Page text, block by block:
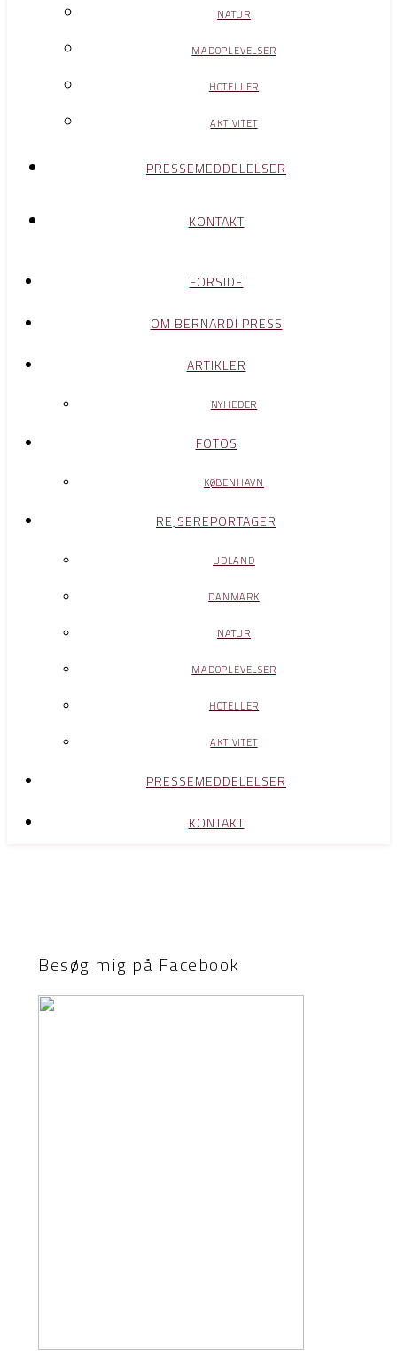
NATUR
MADOPLEVELSER
HOTELLER
AKTIVITET
PRESSEMEDDELELSER
KONTAKT
FORSIDE
OM BERNARDI PRESS
ARTIKLER
NYHEDER
FOTOS
KØBENHAVN
REJSEREPORTAGER
UDLAND
DANMARK
NATUR
MADOPLEVELSER
HOTELLER
AKTIVITET
PRESSEMEDDELELSER
KONTAKT
Besøg mig på Facebook